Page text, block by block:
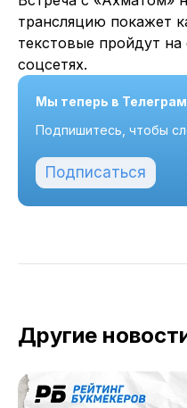
трансляцию покажет
текстовые пройдут
соцсетях.
Мы теперь в
Подпишитесь, чтобы
Подписаться
Другие